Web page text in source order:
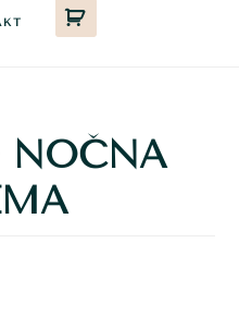
NOČNA